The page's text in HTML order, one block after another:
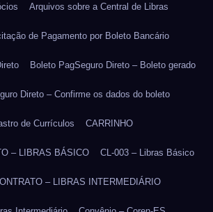
Arquivos sobre a Central de Libras
de Pagamento por Boleto Bancário
Boleto PagSeguro Direto – Boleto gerado
Direto – Confirme os dados do boleto
de Currículos CARRINHO
– LIBRAS BÁSICO CL-003 – Libras Básico
– LIBRAS INTERMEDIÁRIO